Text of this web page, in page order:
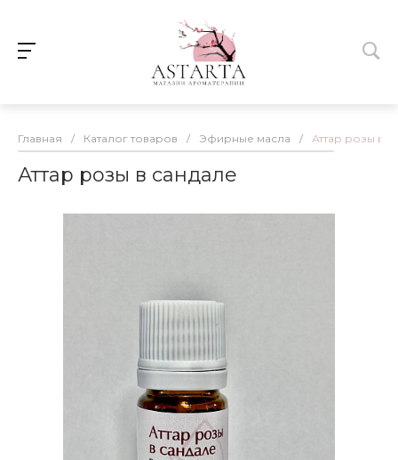
Главная / Каталог товаров / Эфирные масла / Аттар розы в
Аттар розы в сандале